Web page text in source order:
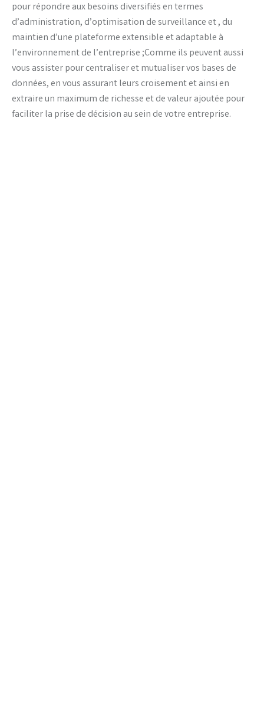
pour répondre aux besoins diversifiés en termes
d’administration, d’optimisation de surveillance et , du
maintien d’une plateforme extensible et adaptable à
l’environnement de l’entreprise ;Comme ils peuvent aussi
vous assister pour centraliser et mutualiser vos bases de
données, en vous assurant leurs croisement et ainsi en
extraire un maximum de richesse et de valeur ajoutée pour
faciliter la prise de décision au sein de votre entreprise.